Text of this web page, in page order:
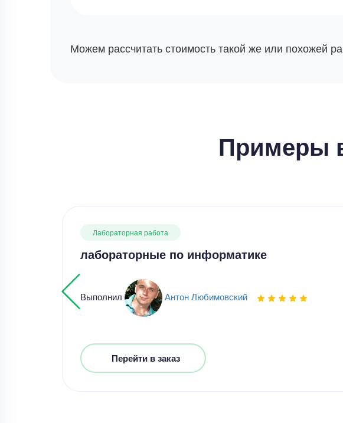
Можем рассчитать стоимость такой же или похожей
Примеры
Лабораторная работа
лабораторные по информатике
Выполнил Антон Любимовский
Перейти в заказ